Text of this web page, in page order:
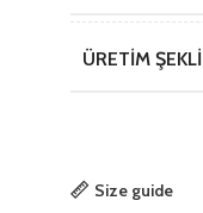
ÜRETIM ŞEKLI
Size guide